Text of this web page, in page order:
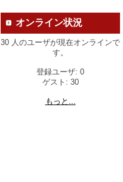
オンライン状況
30 人のユーザが現在オンラインで
す。
登録ユーザ: 0
ゲスト: 30
もっと...